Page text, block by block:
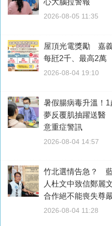
心大腦拉警報
2026-08-05 11:35
屋頂光電獎勵 嘉
每瓩2千、最高2萬
2026-08-04 19:10
暑假腸病毒升溫！1
夢反覆肌抽躍送醫
意重症警訊
2026-08-04 14:57
竹北選情告急？
人杜文中致信鄭麗
合作絕不能喪失尊
2026-08-04 11:28